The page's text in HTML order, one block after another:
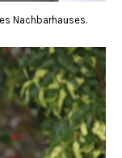
Nachbarhauses.